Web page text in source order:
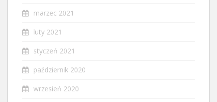
marzec 2021
luty 2021
styczeń 2021
październik 2020
wrzesień 2020